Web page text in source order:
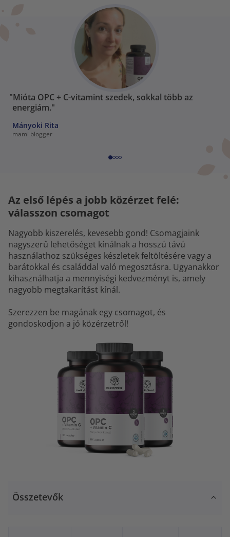
"Mióta OPC + C-vitamint szedek, sokkal több az
energiám."
Mányoki Rita
mami blogger
Az első lépés a jobb közérzet felé:
válasszon csomagot
Nagyobb kiszerelés, kevesebb gond! Csomagjaink
nagyszerű lehetőséget kínálnak a hosszú távú
használathoz szükséges készletek feltöltésére vagy a
barátokkal és családdal való megosztásra. Ugyanakkor
kihasználhatja a mennyiségi kedvezményt is, amely
nagyobb megtakarítást kínál.
Szerezzen be magának egy csomagot, és
gondoskodjon a jó közérzetről!
Összetevők